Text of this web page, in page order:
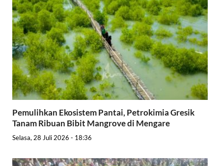
Pemulihkan Ekosistem Pantai, Petrokimia Gresik
Tanam Ribuan Bibit Mangrove di Mengare
Selasa, 28 Juli 2026 - 18:36